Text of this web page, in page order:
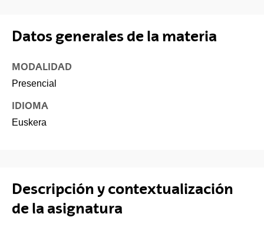
Datos generales de la materia
MODALIDAD
Presencial
IDIOMA
Euskera
Descripción y contextualización
de la asignatura